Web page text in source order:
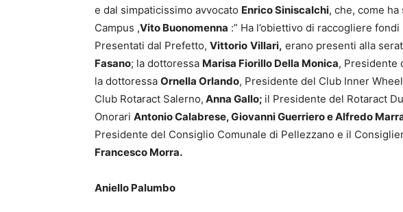
e dal simpaticissimo avvocato Enrico Siniscalchi, che, come
Campus ,Vito Buonomenna :” Ha l’obiettivo di raccogliere
Presentati dal Prefetto, Vittorio Villari, erano presenti alla
Fasano; la dottoressa Marisa Fiorillo Della Monica, Presidente
la dottoressa Ornella Orlando, Presidente del Club Inner
Club Rotaract Salerno, Anna Gallo; il Presidente del Rotaract
Onorari Antonio Calabrese, Giovanni Guerriero e Alfredo
Presidente del Consiglio Comunale di Pellezzano e il
Francesco Morra.
Aniello Palumbo